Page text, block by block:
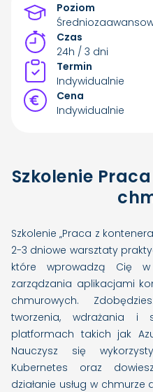
Poziom
Czas
24h / 3 dni
Termin
Indywidualnie
Cena
Indywidualnie
Szkolenie
Szkolenie „Praca z
2-3 dniowe warsztaty
które wprowadzą Cię
zarządzania aplikacjami
chmurowych.
tworzenia, wdrażania i
platformach takich jak
Nauczysz się
Kubernetes oraz
działanie usług w chmurze